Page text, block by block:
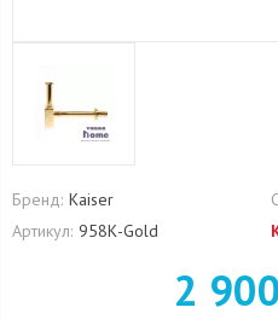
Бренд: Kaiser
Артикул: 958К-Gold
2